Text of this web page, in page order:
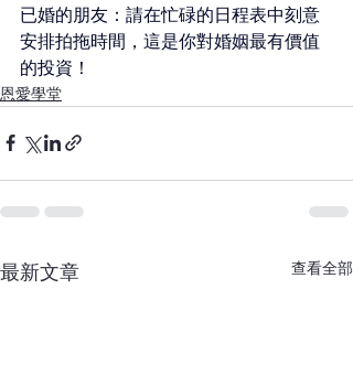
已婚的朋友：請在忙碌的日程表中刻意
安排拍拖時間，這是你對婚姻最有價值
的投資！
恩愛學堂
最新文章 查看全部